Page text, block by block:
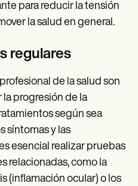
para reducir la tensión
la salud en general.
regulares
de la salud son
progresión de la
según sea
síntomas y las
esencial realizar pruebas
relacionadas, como la
(inflamación ocular) o los